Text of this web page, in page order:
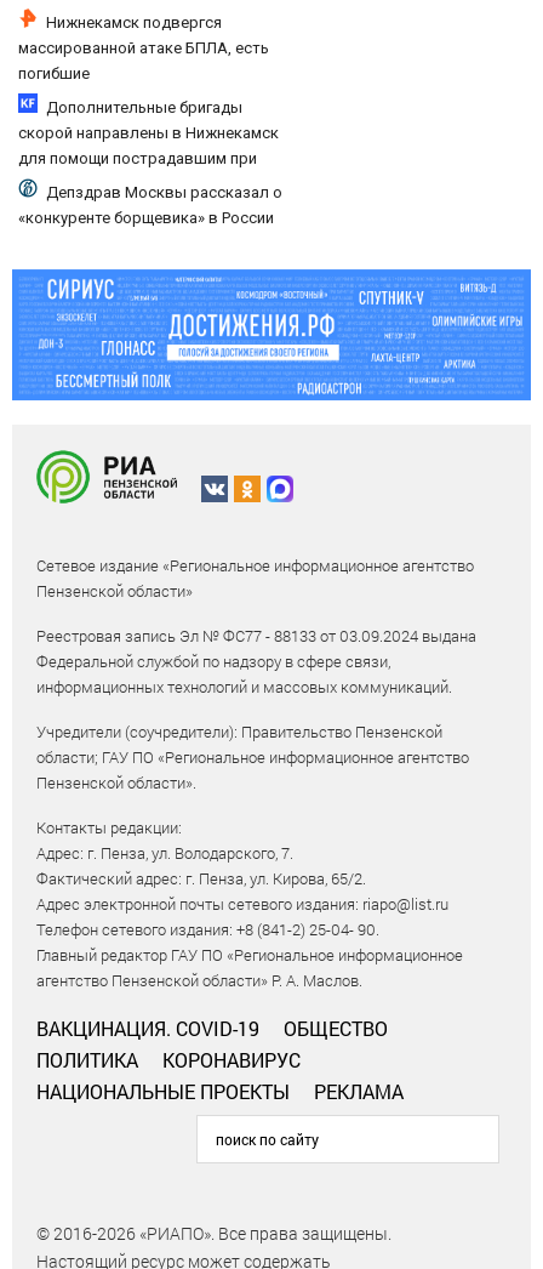
Нижнекамск подвергся
массированной атаке БПЛА, есть
погибшие
Дополнительные бригады
скорой направлены в Нижнекамск
для помощи пострадавшим при
атаке БПЛА 10/08/2026 – Новости
Депздрав Москвы рассказал о
«конкуренте борщевика» в России
Сетевое издание «Региональное информационное агентство
Пензенской области»
Реестровая запись Эл № ФС77 - 88133 от 03.09.2024 выдана
Федеральной службой по надзору в сфере связи,
информационных технологий и массовых коммуникаций.
Учредители (соучредители): Правительство Пензенской
области; ГАУ ПО «Региональное информационное агентство
Пензенской области».
Контакты редакции:
Адрес: г. Пенза, ул. Володарского, 7.
Фактический адрес: г. Пенза, ул. Кирова, 65/2.
Адрес электронной почты сетевого издания: riapo@list.ru
Телефон сетевого издания: +8 (841-2) 25-04- 90.
Главный редактор ГАУ ПО «Региональное информационное
агентство Пензенской области» Р. А. Маслов.
ВАКЦИНАЦИЯ. COVID-19
ОБЩЕСТВО
ПОЛИТИКА
КОРОНАВИРУС
НАЦИОНАЛЬНЫЕ ПРОЕКТЫ
РЕКЛАМА
© 2016-2026 «РИАПО». Все права защищены.
Настоящий ресурс может содержать